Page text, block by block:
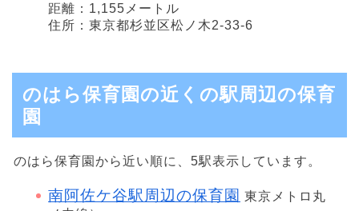
距離：1,155メートル
住所：東京都杉並区松ノ木2-33-6
のはら保育園の近くの駅周辺の保育
園
のはら保育園から近い順に、5駅表示しています。
南阿佐ケ谷駅周辺の保育園 東京メトロ丸